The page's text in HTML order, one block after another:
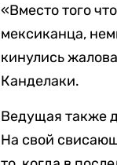
«Вместо того
мексиканца,
кинулись
Канделаки.
Ведущая также
На свой